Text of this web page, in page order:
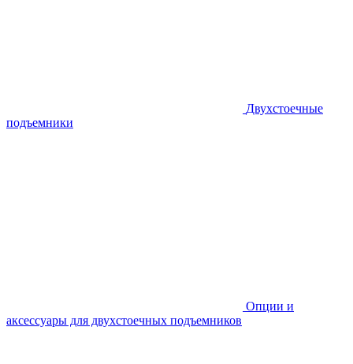
Двухстоечные
подъемники
Опции и
аксессуары для двухстоечных подъемников